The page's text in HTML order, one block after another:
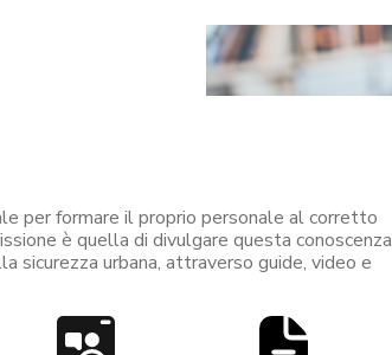
per formare il proprio personale al corretto
è quella di divulgare questa conoscenza
sicurezza urbana, attraverso guide, video e